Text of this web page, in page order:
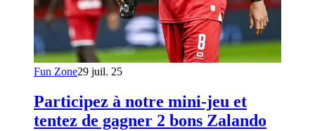
Fun Zone29 juil. 25
Participez à notre mini-jeu et
tentez de gagner 2 bons Zalando